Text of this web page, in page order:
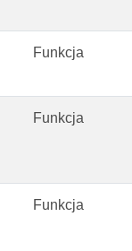
Funkcja
Funkcja
Funkcja